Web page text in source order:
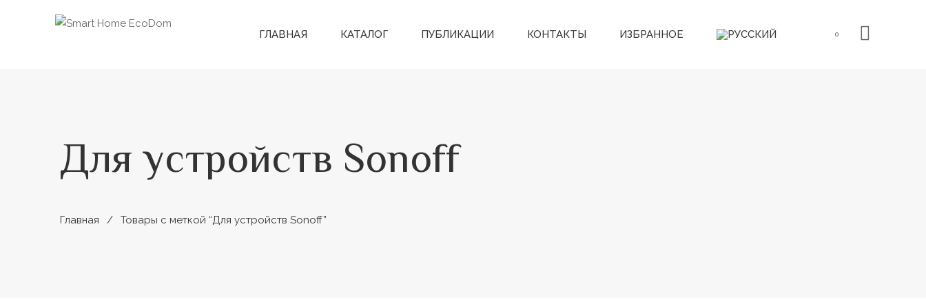
ГЛАВНАЯ КАТАЛОГ ПУБЛИКАЦИИ КОНТАКТЫ ИЗБРАННОЕ 0
Для устройств Sonoff
Главная Товары с меткой “Для устройств Sonoff”